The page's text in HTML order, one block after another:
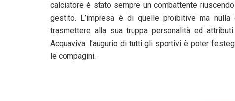
calciatore è stato sempre un combattente
gestito. L’impresa è di quelle proibitive ma
trasmettere alla sua truppa personalità ed
Acquaviva: l’augurio di tutti gli sportivi è poter
le compagini.